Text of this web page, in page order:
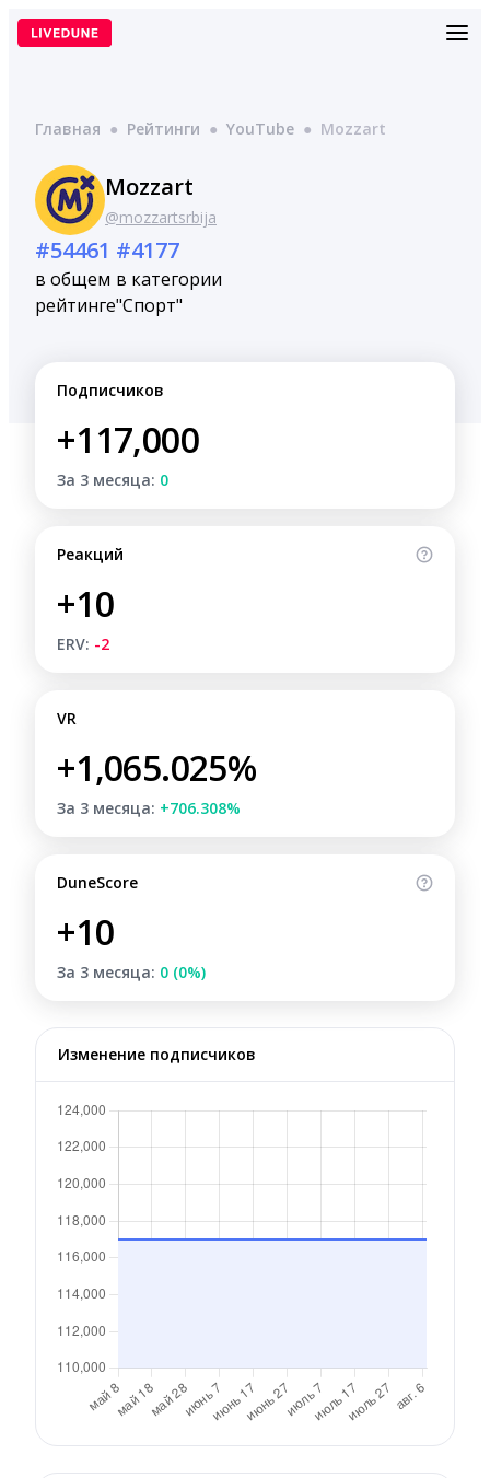
Перейти
Главная ● Рейтинги ● YouTube ● Mozzart
Mozzart
@mozzartsrbija
#54461
в общем
рейтинге
#4177
в категории
"Спорт"
Подписчиков
+117,000
За 3 месяца: 0
Реакций
+10
ERV: -2
VR
+1,065.025%
За 3 месяца: +706.308%
DuneScore
+10
За 3 месяца: 0 (0%)
Изменение подписчиков